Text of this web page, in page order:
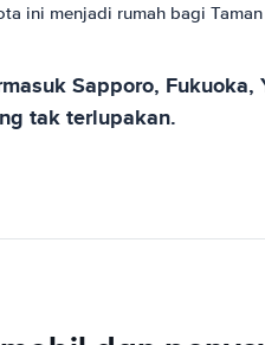
ini menjadi rumah bagi
Sapporo,
tak terlupakan.